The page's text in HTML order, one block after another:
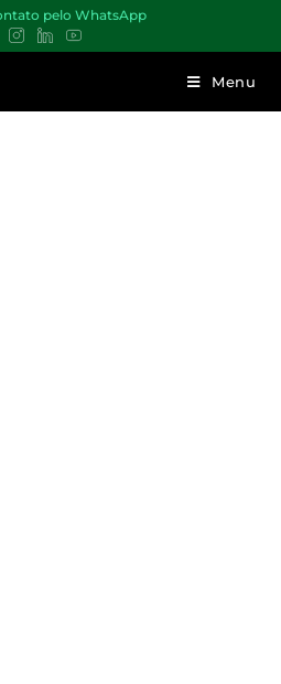
pelo WhatsApp
Menu